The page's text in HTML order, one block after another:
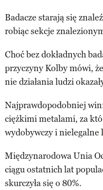
Badacze starają się
robiąc sekcje
Choć bez dokładnych
przyczyny Kolby mówi,
nie działania ludzi
Najprawdopodobniej
ciężkimi metalami, za
wydobywczy i
Międzynarodowa Unia
ciągu ostatnich lat
skurczyła się o 80%.